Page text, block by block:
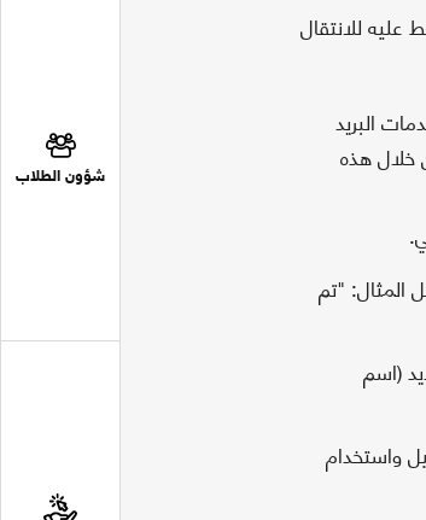
شؤون الطلاب
عليه للانتقال
البريد
خلال هذه
المثال: "تم
(اسم
واستخدام